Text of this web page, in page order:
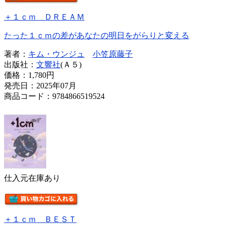
＋１ｃｍ ＤＲＥＡＭ
たった１ｃｍの差があなたの明日をがらりと変える
著者： キム・ウンジュ
小笠原藤子
出版社： 文響社(Ａ５)
価格： 1,780円
発売日：2025年07月
商品コード：9784866519524
仕入元在庫あり
＋１ｃｍ ＢＥＳＴ